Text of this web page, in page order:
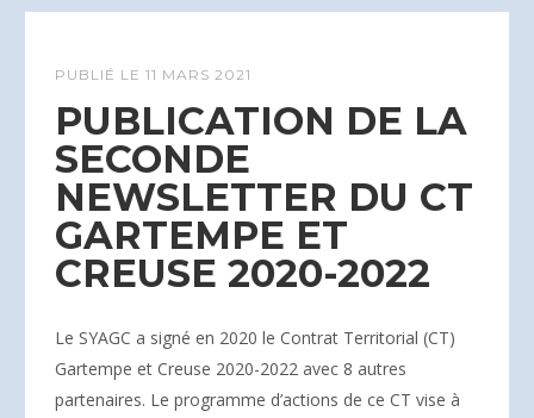
PUBLIÉ LE 11 MARS 2021
PUBLICATION DE LA
SECONDE
NEWSLETTER DU CT
GARTEMPE ET
CREUSE 2020-2022
Le SYAGC a signé en 2020 le Contrat Territorial (CT)
Gartempe et Creuse 2020-2022 avec 8 autres
partenaires. Le programme d’actions de ce CT vise à